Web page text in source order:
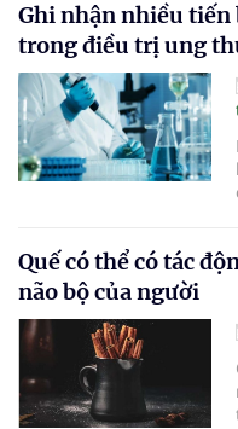
Ghi nhận nhiều tiến
trong điều trị ung
Quế có thể có tác
não bộ của người